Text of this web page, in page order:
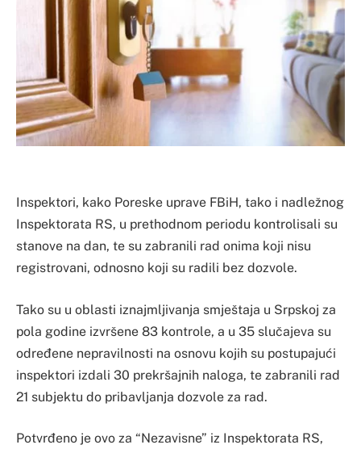
Inspektori, kako Poreske uprave FBiH, tako i nadležnog
Inspektorata RS, u prethodnom periodu kontrolisali su
stanove na dan, te su zabranili rad onima koji nisu
registrovani, odnosno koji su radili bez dozvole.
Tako su u oblasti iznajmljivanja smještaja u Srpskoj za
pola godine izvršene 83 kontrole, a u 35 slučajeva su
određene nepravilnosti na osnovu kojih su postupajući
inspektori izdali 30 prekršajnih naloga, te zabranili rad
21 subjektu do pribavljanja dozvole za rad.
Potvrđeno je ovo za “Nezavisne” iz Inspektorata RS,